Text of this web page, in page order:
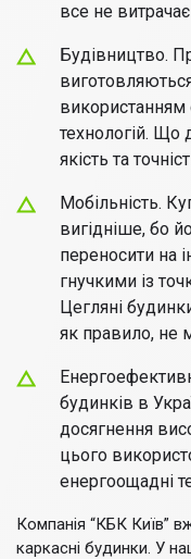
все не
Будівництво.
використанням
технологій. Що
якість та
Мобільність.
вигідніше, бо
переносити на
гнучкими із
Цегляні
як правило, не
будинків в
досягнення
цього
енергоощадні
Компанія “КБК Київ”
каркасні будинки. У